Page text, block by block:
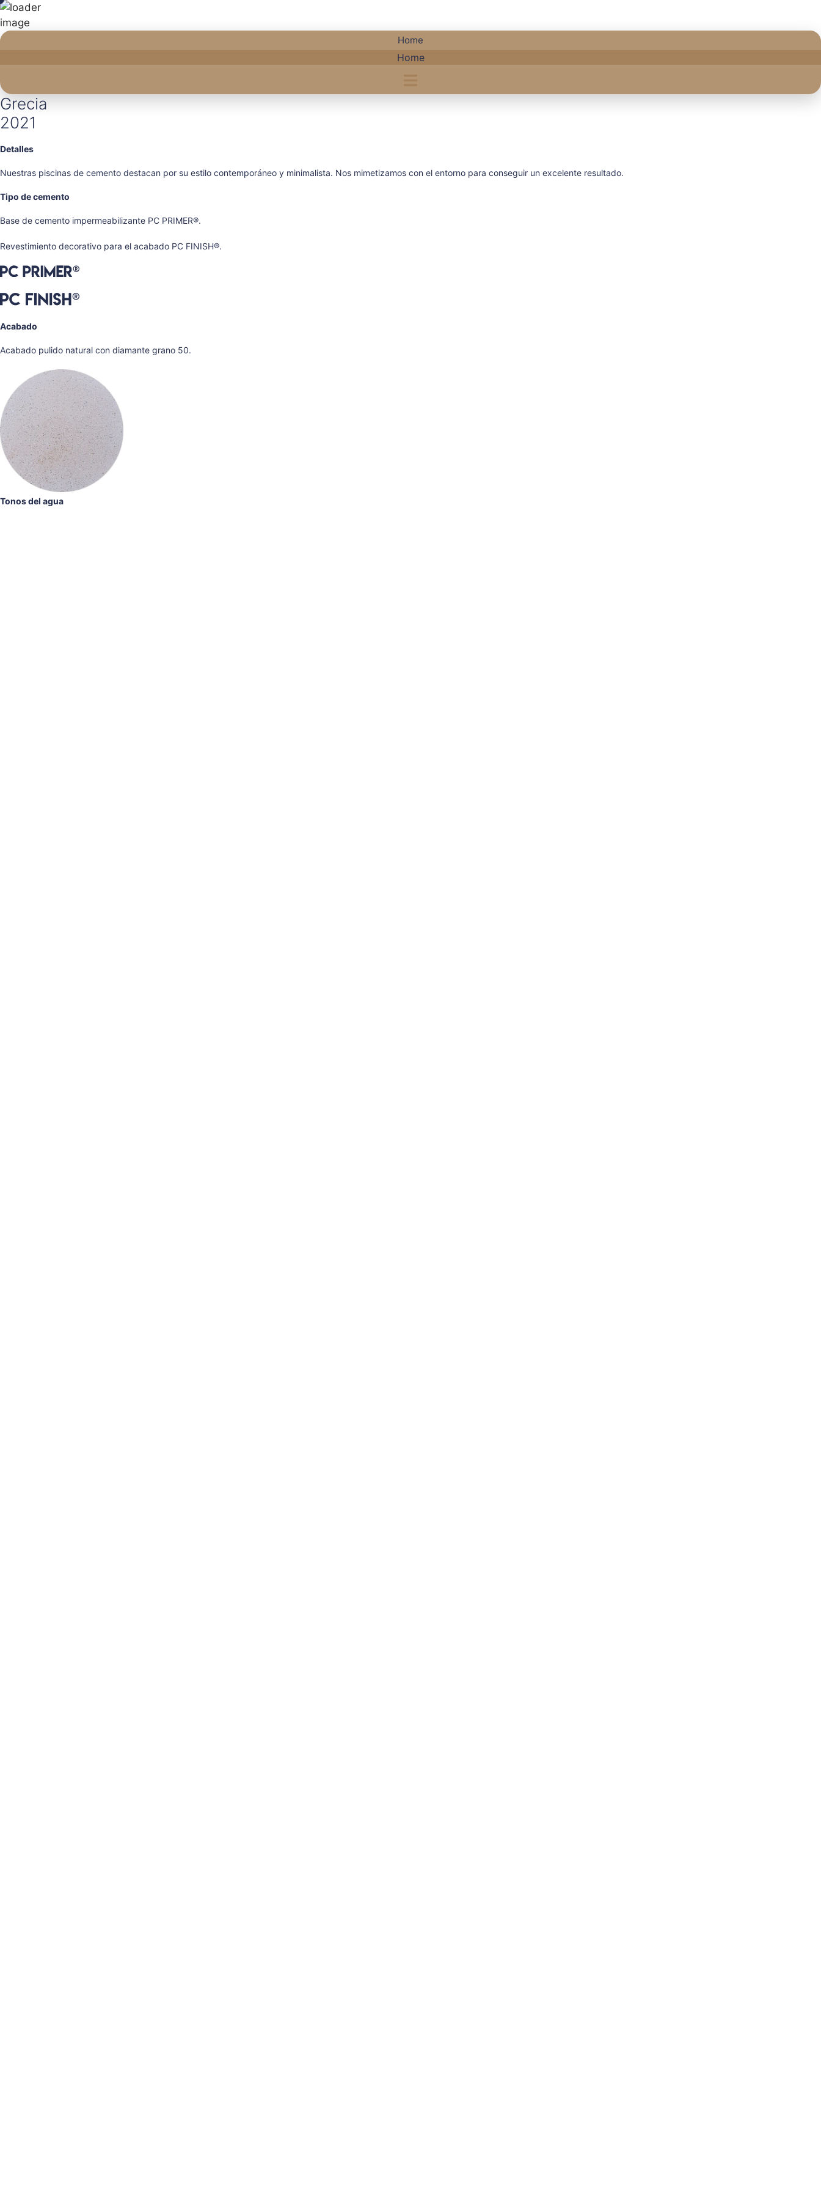
Saltar
contenido
Home
Home
Grecia
2021
Detalles
Nuestras piscinas de cemento destacan por su estilo contemporáneo y minimalista. Nos mimetizamos con el entorno para conseguir un excelente resultado.
Tipo de cemento
Base de cemento impermeabilizante PC PRIMER®.
Revestimiento decorativo para el acabado PC FINISH®.
Acabado
Acabado pulido natural con diamante grano 50.
Tonos del agua